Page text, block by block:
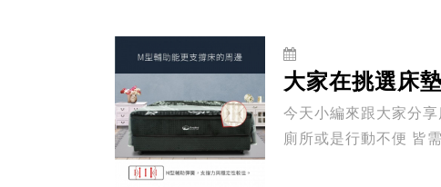
大家在挑選床
今天小編來跟大家分
廁所或是行動不便 皆